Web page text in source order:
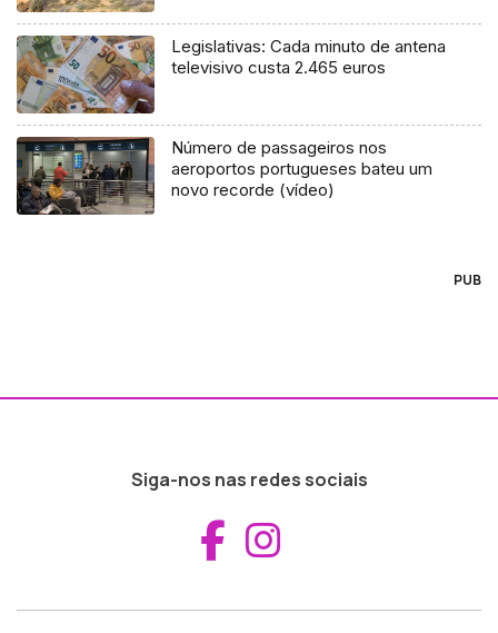
Legislativas: Cada minuto de antena
televisivo custa 2.465 euros
Número de passageiros nos
aeroportos portugueses bateu um
novo recorde (vídeo)
PUB
Siga-nos nas redes sociais
Aceder ao